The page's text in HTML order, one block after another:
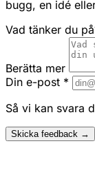
bugg, en idé
Vad tänker du
Berätta mer
Din e-post *
Så vi kan svara
Skicka feedback →